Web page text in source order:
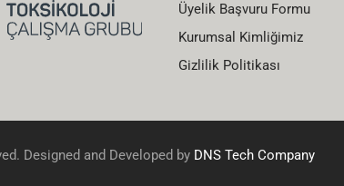
Üyelik Başvuru Formu
Kurumsal Kimliğimiz
Gizlilik Politikası
Designed and Developed by DNS Tech Company